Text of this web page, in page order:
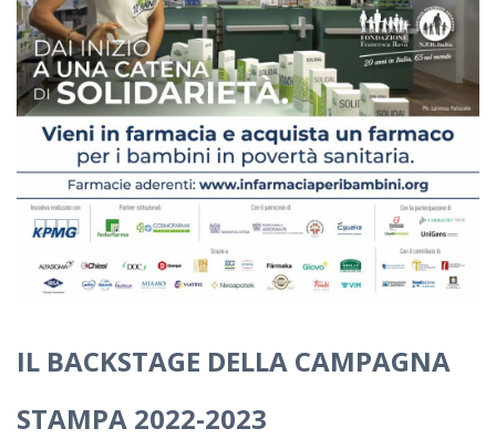
IL BACKSTAGE DELLA CAMPAGNA
STAMPA 2022-2023